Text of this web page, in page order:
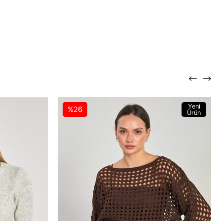
%26
Yeni
Ürün